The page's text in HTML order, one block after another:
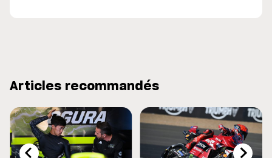
Articles recommandés